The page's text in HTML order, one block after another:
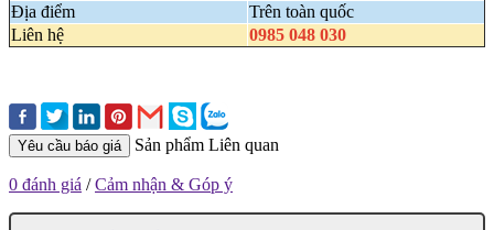
Địa điểm
Trên toàn quốc
Liên hệ
0985 048 030
Yêu cầu báo giá Sản phẩm Liên quan
0 đánh giá /Cảm nhận & Góp ý